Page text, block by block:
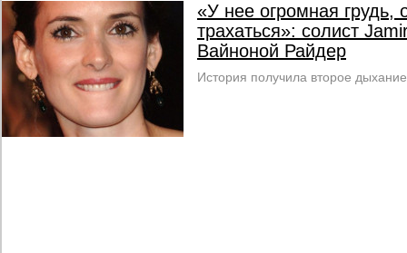
«У нее огромная грудь,
трахаться»: солист
Вайноной Райдер
История получила второе